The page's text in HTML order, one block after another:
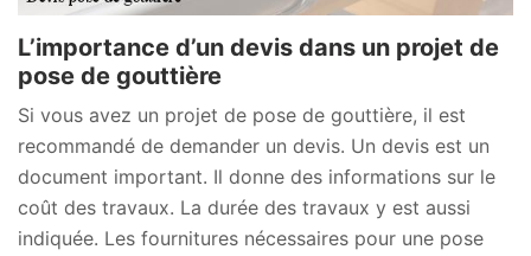
L’importance d’un devis dans un projet de
pose de gouttière
Si vous avez un projet de pose de gouttière, il est
recommandé de demander un devis. Un devis est un
document important. Il donne des informations sur le
coût des travaux. La durée des travaux y est aussi
indiquée. Les fournitures nécessaires pour une pose